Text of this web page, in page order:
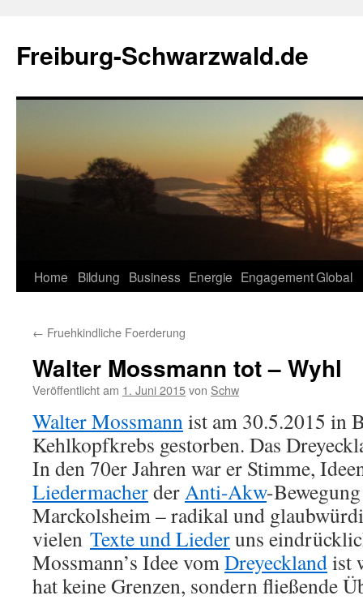
springen
Freiburg-Schwarzwald.de
Home Bildung Business Energie EngagementGlobal
← Fruehkindliche Foerderung
Walter Mossmann tot – Wyhl
Veröffentlicht am 1. Juni 2015von Schw
Walter Mossmannist am 30.5.2015 in
Kehlkopfkrebs gestorben. Das
In den 70er Jahren war er Stimme,
LiedermacherderAnti-Akw-
Marckolsheim – radikal und
vielen Texte und Liederuns
Mossmann’s Idee vomDreyecklandist
hat keine Grenzen, sondern fließende